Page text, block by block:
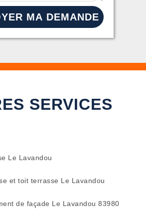
SERVICES
Le Lavandou
et toit terrasse Le Lavandou
de façade Le Lavandou 83980